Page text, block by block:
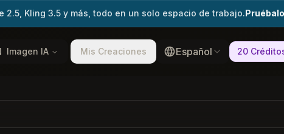
2.5, Kling 3.5 y más, todo en un solo espacio de trabajo.
Imagen IA Mis Creaciones Español 20